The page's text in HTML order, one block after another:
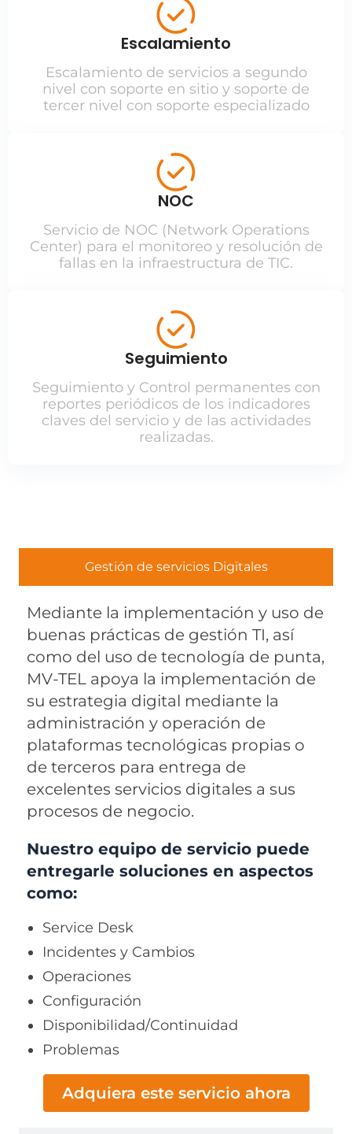
Escalamiento
Escalamiento de servicios a segundo
nivel con soporte en sitio y soporte de
tercer nivel con soporte especializado
NOC
Servicio de NOC (Network Operations
Center) para el monitoreo y resolución de
fallas en la infraestructura de TIC.
Seguimiento
Seguimiento y Control permanentes con
reportes periódicos de los indicadores
claves del servicio y de las actividades
realizadas.
Gestión de servicios Digitales
Mediante la implementación y uso de
buenas prácticas de gestión TI, así
como del uso de tecnología de punta,
MV-TEL apoya la implementación de
su estrategia digital mediante la
administración y operación de
plataformas tecnológicas propias o
de terceros para entrega de
excelentes servicios digitales a sus
procesos de negocio.
Nuestro equipo de servicio puede
entregarle soluciones en aspectos
como:
Service Desk
Incidentes y Cambios
Operaciones
Configuración
Disponibilidad/Continuidad
Problemas
Adquiera este servicio ahora